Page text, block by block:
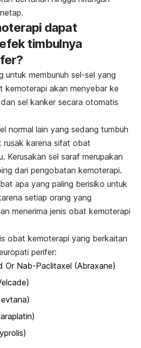
dapat
timbulnya
untuk membunuh sel-sel yang
kemoterapi akan menyebar ke
sel kanker secara otomatis
normal lain yang sedang tumbuh
rusak karena sifat obat
Kerusakan sel saraf merupakan
dari pengobatan kemoterapi.
apa yang paling berisiko untuk
setiap orang yang
menerima jenis obat kemoterapi
obat kemoterapi yang berkaitan
perifer:
Or Nab-Paclitaxel (Abraxane)